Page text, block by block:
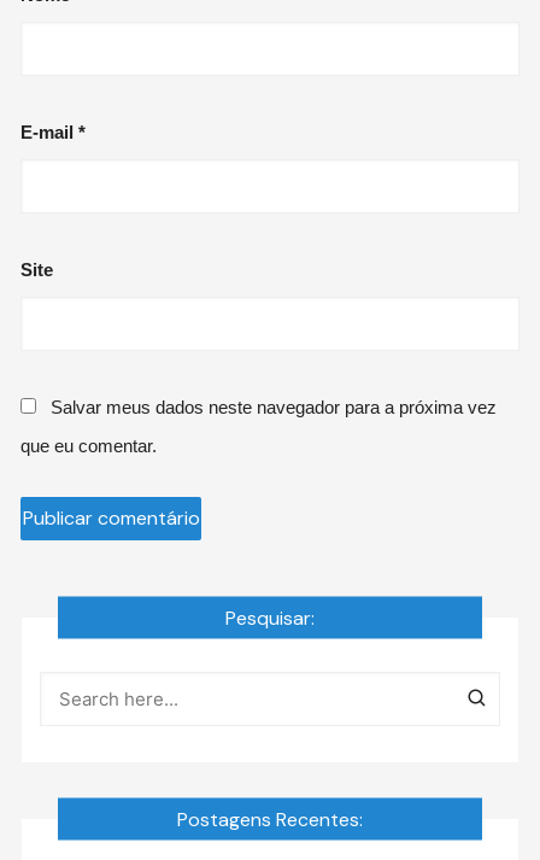
E-mail*
Site
Salvar meus dados neste navegador para a próxima vez
que eu comentar.
Pesquisar:
Postagens Recentes: